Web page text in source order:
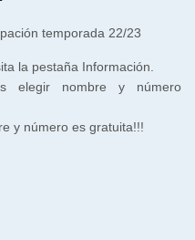
temporada 22/23
la pestaña Información.
elegir nombre y número
y número es gratuita!!!